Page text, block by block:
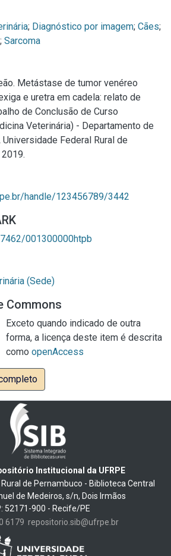
; Diagnóstico por imagem; Cães;
; Sarcoma
Metástase de tumor venéreo
e uretra em cadela: relato de
de Conclusão de Curso
Veterinária) - Departamento de
Federal Rural de
handle/123456789/3442
001300000htpb
(Sede)
Commons
Exceto quando indicado de outra
forma, a licença deste item é descrita
como openAccess
Institucional da UFRPE
de Pernambuco - Biblioteca Central
de Medeiros, s/n, Dois Irmãos
52171-900 - Recife/PE
6179 repositorio.sib@ufrpe.br